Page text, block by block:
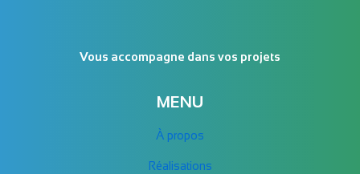
Vous accompagne dans vos projets
MENU
À propos
Réalisations